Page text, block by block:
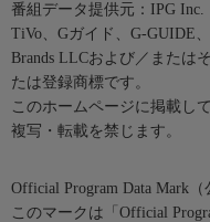
番組データ提供元：IPG Inc.
TiVo、Gガイド、G-GUIDE
Brands LLCおよび／または
たは登録商標です。
このホームページに掲載し
複写・転載を禁じます。
Official Program Data Mark（
このマークは「Official